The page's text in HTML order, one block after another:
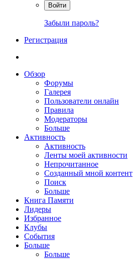
Войти
Забыли пароль?
Регистрация
Обзор
Форумы
Галерея
Пользователи онлайн
Правила
Модераторы
Больше
Активность
Активность
Ленты моей активности
Непрочитанное
Созданный мной контент
Поиск
Больше
Книга Памяти
Лидеры
Избранное
Клубы
События
Больше
Больше